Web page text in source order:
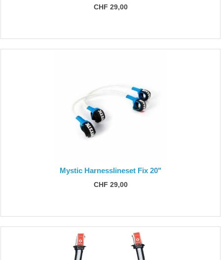
CHF 29,00
Mystic Harnesslineset Fix 20"
CHF 29,00